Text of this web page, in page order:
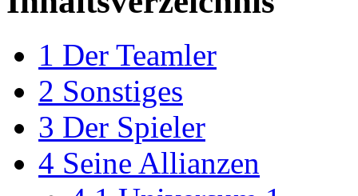
1 Der Teamler
2 Sonstiges
3 Der Spieler
4 Seine Allianzen